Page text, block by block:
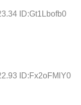
ID:Gt1Lbofb0
ID:Fx2oFMlY0